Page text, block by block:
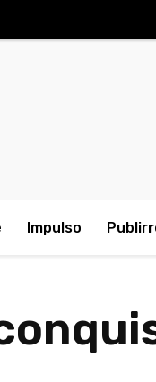
Impulso